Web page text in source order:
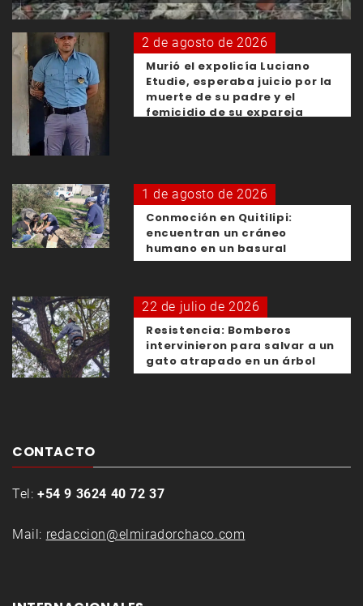
2 de agosto de 2026
Murió el expolicía Luciano
Etudie, esperaba juicio por la
muerte de su padre y el
femicidio de su expareja
1 de agosto de 2026
Conmoción en Quitilipi:
encuentran un cráneo
humano en un basural
22 de julio de 2026
Resistencia: Bomberos
intervinieron para salvar a un
gato atrapado en un árbol
CONTACTO
Tel: +54 9 3624 40 72 37
Mail: redaccion@elmiradorchaco.com